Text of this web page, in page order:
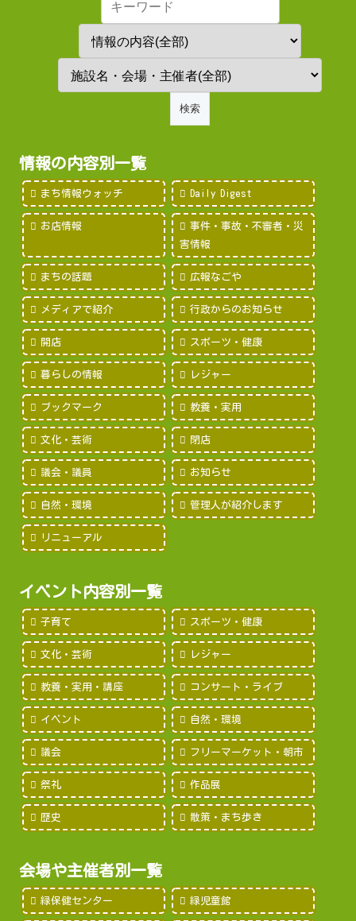
情報の内容別一覧
まち情報ウォッチ Daily Digest
お店情報
事件・事故・不審者・災
害情報
まちの話題 広報なごや
メディアで紹介 行政からのお知らせ
開店 スポーツ・健康
暮らしの情報 レジャー
ブックマーク 教養・実用
文化・芸術 閉店
議会・議員 お知らせ
自然・環境 管理人が紹介します
リニューアル
イベント内容別一覧
子育て スポーツ・健康
文化・芸術 レジャー
教養・実用・講座 コンサート・ライブ
イベント 自然・環境
議会 フリーマーケット・朝市
祭礼 作品展
歴史 散策・まち歩き
会場や主催者別一覧
緑保健センター 緑児童館